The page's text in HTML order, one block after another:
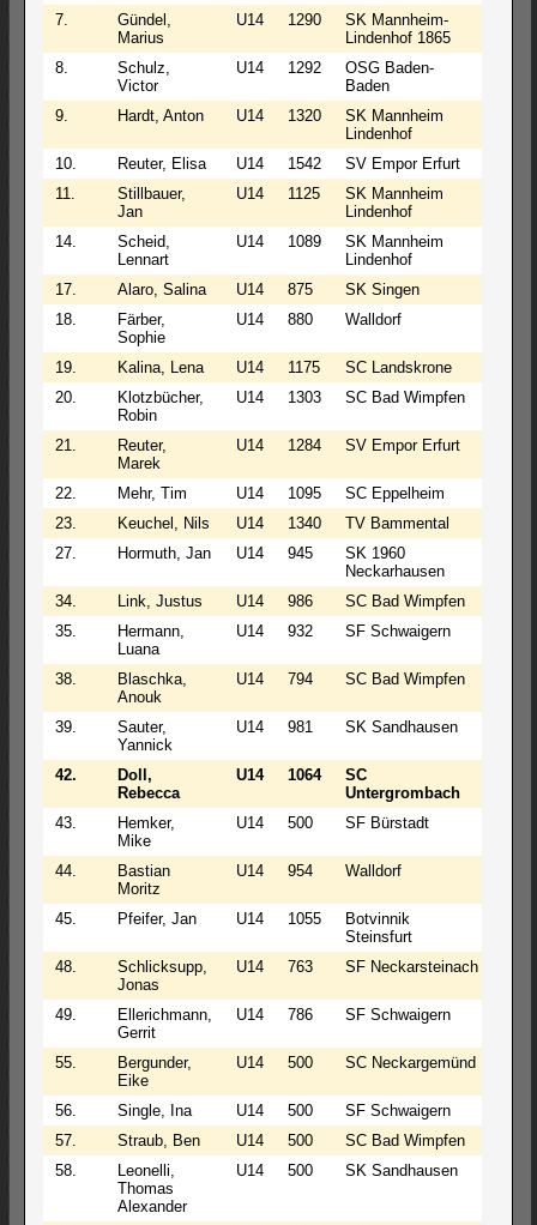
7.
Gündel,
Marius
U14 1290
SK Mannheim-
Lindenhof 1865
8.
Schulz,
Victor
U14 1292
OSG Baden-
Baden
9. Hardt, Anton U14 1320
SK Mannheim
Lindenhof
10. Reuter, Elisa U14 1542 SV Empor Erfurt
11.
Stillbauer,
Jan
U14 1125
SK Mannheim
Lindenhof
14.
Scheid,
Lennart
U14 1089
SK Mannheim
Lindenhof
17. Alaro, Salina U14 875 SK Singen
18.
Färber,
Sophie
U14 880 Walldorf
19. Kalina, Lena U14 1175 SC Landskrone
20.
Klotzbücher,
Robin
U14 1303 SC Bad Wimpfen
21.
Reuter,
Marek
U14 1284 SV Empor Erfurt
22. Mehr, Tim U14 1095 SC Eppelheim
23.
Keuchel, Nils U14 1340 TV Bammental
27.
Hormuth, Jan U14 945
SK 1960
Neckarhausen
34. Link, Justus U14 986 SC Bad Wimpfen
35.
Hermann,
Luana
U14 932 SF Schwaigern
38.
Blaschka,
Anouk
U14 794 SC Bad Wimpfen
39.
Sauter,
Yannick
U14 981 SK Sandhausen
42.
Doll,
Rebecca
U14 1064
SC
Untergrombach
43.
Hemker,
Mike
U14 500 SF Bürstadt
44.
Bastian
Moritz
U14 954 Walldorf
45. Pfeifer, Jan U14 1055
Botvinnik
Steinsfurt
48.
Schlicksupp,
Jonas
U14 763 SF Neckarsteinach
49.
Ellerichmann,
Gerrit
U14 786 SF Schwaigern
55.
Bergunder,
Eike
U14 500 SC Neckargemünd
56. Single, Ina U14 500 SF Schwaigern
57.
Straub, Ben U14 500 SC Bad Wimpfen
58.
Leonelli,
Thomas
Alexander
U14 500 SK Sandhausen